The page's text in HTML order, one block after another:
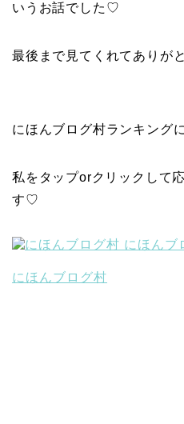
いうお話でした♡
最後まで見てくれてありが
にほんブログ村ランキング
私をタップorクリックして
す♡
にほんブログ村